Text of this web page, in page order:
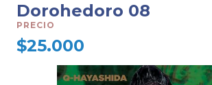
Dorohedoro 08
PRECIO
$25.000